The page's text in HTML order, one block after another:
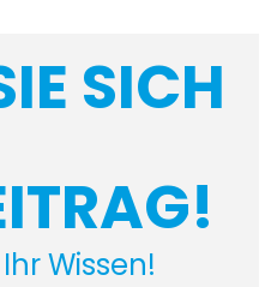
SICH
Wissen!